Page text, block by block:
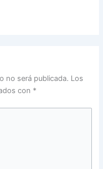
no será publicada. Los
con *